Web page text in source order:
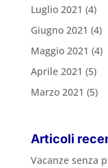
Luglio 2021 (4)
Giugno 2021 (4)
Maggio 2021 (4)
Aprile 2021 (5)
Marzo 2021 (5)
Articoli
Vacanze senza